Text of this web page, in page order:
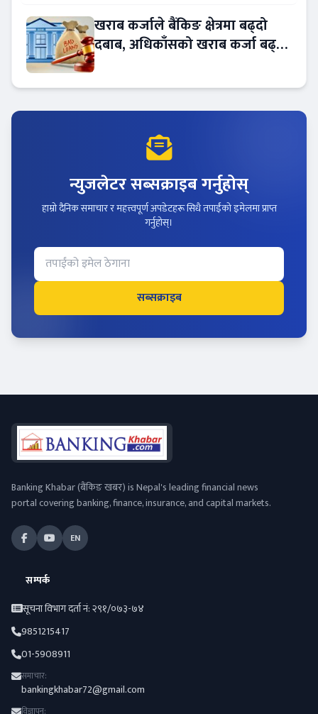
खराब कर्जाले बैंकिङ क्षेत्रमा बढ्दो
दबाब, अधिकाँसको खराब कर्जा बढ्दो
न्युजलेटर सब्सक्राइब गर्नुहोस्
हाम्रो दैनिक समाचार र महत्त्वपूर्ण अपडेटहरू सिधै तपाईंको इमेलमा प्राप्त
गर्नुहोस्।
सब्सक्राइब
Banking Khabar (बैंकिङ खबर) is Nepal's leading financial news
portal covering banking, finance, insurance, and capital markets.
EN
सम्पर्क
सूचना विभाग दर्ता नं: २९१/०७३-७४
9851215417
01-5908911
समाचार:
bankingkhabar72@gmail.com